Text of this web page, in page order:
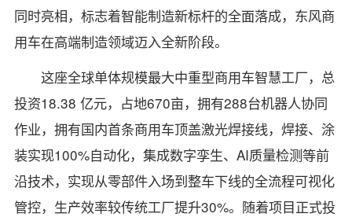
同时亮相，标志着智能制造新标杆的全面落成，东风商
用车在高端制造领域迈入全新阶段。
这座全球单体规模最大中重型商用车智慧工厂，总
投资18.38 亿元，占地670亩，拥有288台机器人协同
作业，拥有国内首条商用车顶盖激光焊接线，焊接、涂
装实现100%自动化，集成数字孪生、AI质量检测等前
沿技术，实现从零部件入场到整车下线的全流程可视化
管控，生产效率较传统工厂提升30%。随着项目正式投